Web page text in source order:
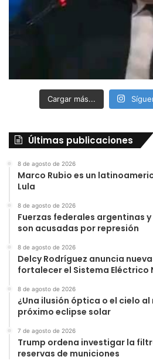
Cargar más...
Últimas publicaciones
8 de agosto de 2026
Marco Rubio es un
Lula
8 de agosto de 2026
Fuerzas federales argentinas
son acusadas por represión
8 de agosto de 2026
Delcy Rodríguez anuncia
fortalecer el Sistema Eléctrico
8 de agosto de 2026
¿Una ilusión óptica o el cielo al
próximo eclipse solar
7 de agosto de 2026
Trump ordena investigar la
reservas de municiones